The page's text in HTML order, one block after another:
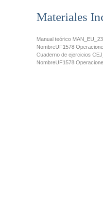
Materiales
Manual teórico
NombreUF1578
Cuaderno de ejercicios
NombreUF1578